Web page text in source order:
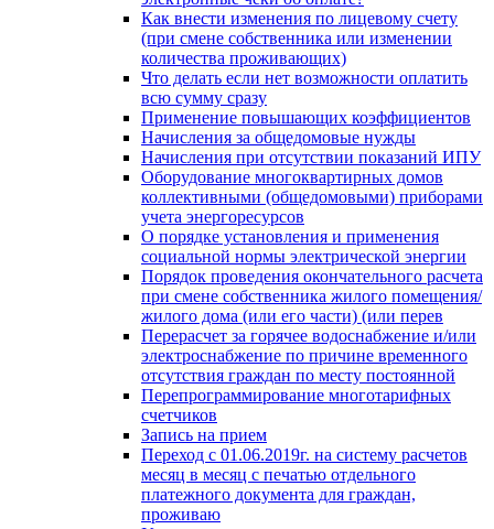
Как внести изменения по лицевому счету
(при смене собственника или изменении
количества проживающих)
Что делать если нет возможности оплатить
всю сумму сразу
Применение повышающих коэффициентов
Начисления за общедомовые нужды
Начисления при отсутствии показаний ИПУ
Оборудование многоквартирных домов
коллективными (общедомовыми) приборами
учета энергоресурсов
О порядке установления и применения
социальной нормы электрической энергии
Порядок проведения окончательного расчета
при смене собственника жилого помещения/
жилого дома (или его части) (или перев
Перерасчет за горячее водоснабжение и/или
электроснабжение по причине временного
отсутствия граждан по месту постоянной
Перепрограммирование многотарифных
счетчиков
Запись на прием
Переход с 01.06.2019г. на систему расчетов
месяц в месяц с печатью отдельного
платежного документа для граждан,
проживаю